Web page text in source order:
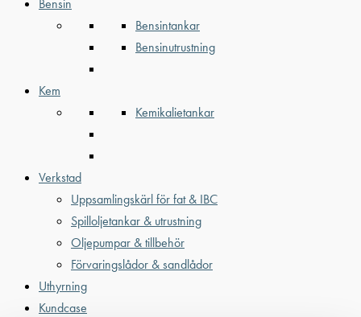
Bensintankar
Bensinutrustning
Kem
Kemikalietankar
Verkstad
Uppsamlingskärl för fat & IBC
Spilloljetankar & utrustning
Oljepumpar & tillbehör
Förvaringslådor & sandlådor
Uthyrning
Kundcase